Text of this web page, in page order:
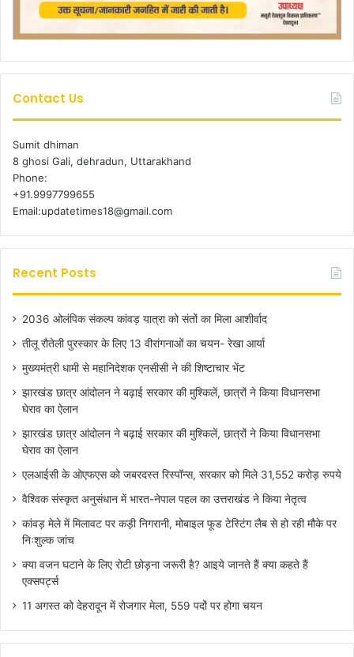
Contact Us
Sumit dhiman
8 ghosi Gali, dehradun, Uttarakhand
Phone:
+91.9997799655
Email:updatetimes18@gmail.com
Recent Posts
2036 ओलंपिक संकल्प कांवड़ यात्रा को संतों का मिला आशीर्वाद
तीलू रौतेली पुरस्कार के लिए 13 वीरांगनाओं का चयन- रेखा आर्या
मुख्यमंत्री धामी से महानिदेशक एनसीसी ने की शिष्टाचार भेंट
झारखंड छात्र आंदोलन ने बढ़ाई सरकार की मुश्किलें, छात्रों ने किया विधानसभा
घेराव का ऐलान
झारखंड छात्र आंदोलन ने बढ़ाई सरकार की मुश्किलें, छात्रों ने किया विधानसभा
घेराव का ऐलान
एलआईसी के ओएफएस को जबरदस्त रिस्पॉन्स, सरकार को मिले 31,552 करोड़ रुपये
वैश्विक संस्कृत अनुसंधान में भारत-नेपाल पहल का उत्तराखंड ने किया नेतृत्व
कांवड़ मेले में मिलावट पर कड़ी निगरानी, मोबाइल फूड टेस्टिंग लैब से हो रही मौके पर
निःशुल्क जांच
क्या वजन घटाने के लिए रोटी छोड़ना जरूरी है? आइये जानते हैं क्या कहते हैं
एक्सपर्ट्स
11 अगस्त को देहरादून में रोजगार मेला, 559 पदों पर होगा चयन